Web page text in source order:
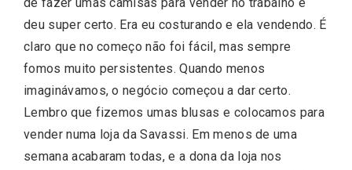
deu super certo. Era eu costurando e ela vendendo. É
claro que no começo não foi fácil, mas sempre
fomos muito persistentes. Quando menos
imaginávamos, o negócio começou a dar certo.
Lembro que fizemos umas blusas e colocamos para
vender numa loja da Savassi. Em menos de uma
semana acabaram todas, e a dona da loja nos